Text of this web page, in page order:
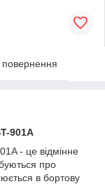
901A
- це відмінне
про
в бортову